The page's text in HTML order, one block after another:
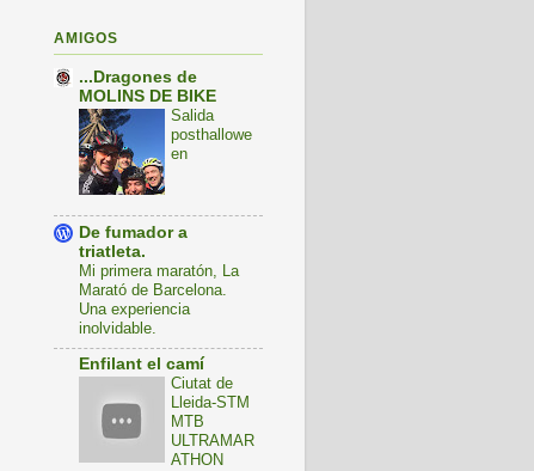
AMIGOS
...Dragones de
MOLINS DE BIKE
Salida
posthallowe
en
De fumador a
triatleta.
Mi primera maratón, La
Marató de Barcelona.
Una experiencia
inolvidable.
Enfilant el camí
Ciutat de
Lleida-STM
MTB
ULTRAMAR
ATHON